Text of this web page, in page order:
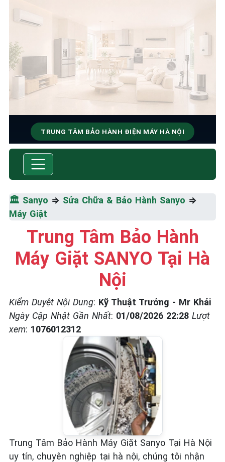
TRUNG TÂM BẢO HÀNH ĐIỆN MÁY HÀ NỘI
SỬA CHỮA & BẢO HÀNH
Thiểu
☎️ 09.86.85.89.22
🏛️ Sanyo ⇒ Sửa Chữa & Bảo Hành Sanyo ⇒
Máy Giặt
Trung Tâm Bảo Hành
Máy Giặt SANYO Tại Hà
Nội
Kiểm Duyệt Nội Dung: Kỹ Thuật Trưởng - Mr Khải
Ngày Cập Nhật Gần Nhất: 01/08/2026 22:28 Lượt
xem: 1076012312
Trung Tâm Bảo Hành Máy Giặt Sanyo Tại Hà Nội
uy tín, chuyên nghiệp tại hà nội, chúng tôi nhận